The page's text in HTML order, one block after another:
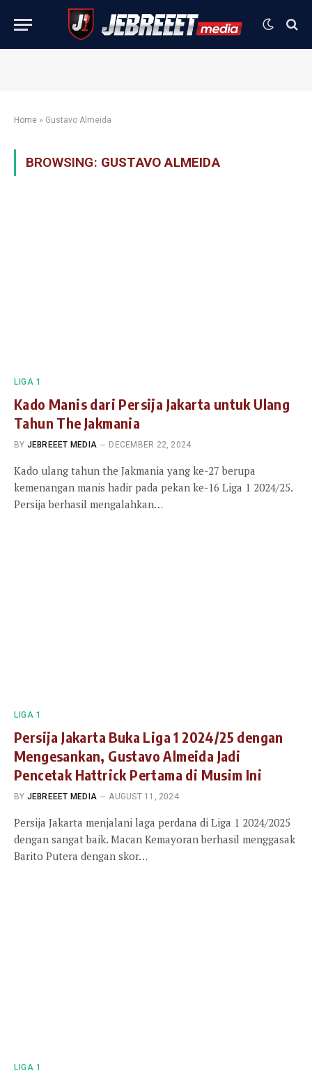
Home » Gustavo Almeida
BROWSING: GUSTAVO ALMEIDA
LIGA 1
Kado Manis dari Persija Jakarta untuk Ulang
Tahun The Jakmania
BY JEBREEET MEDIA DECEMBER 22, 2024
Kado ulang tahun the Jakmania yang ke-27 berupa
kemenangan manis hadir pada pekan ke-16 Liga 1 2024/25.
Persija berhasil mengalahkan…
LIGA 1
Persija Jakarta Buka Liga 1 2024/25 dengan
Mengesankan, Gustavo Almeida Jadi
Pencetak Hattrick Pertama di Musim Ini
BY JEBREEET MEDIA AUGUST 11, 2024
Persija Jakarta menjalani laga perdana di Liga 1 2024/2025
dengan sangat baik. Macan Kemayoran berhasil menggasak
Barito Putera dengan skor…
LIGA 1